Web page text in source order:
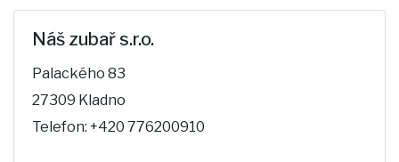
Náš zubař s.r.o.
Palackého 83
27309 Kladno
Telefon: +420 776200910